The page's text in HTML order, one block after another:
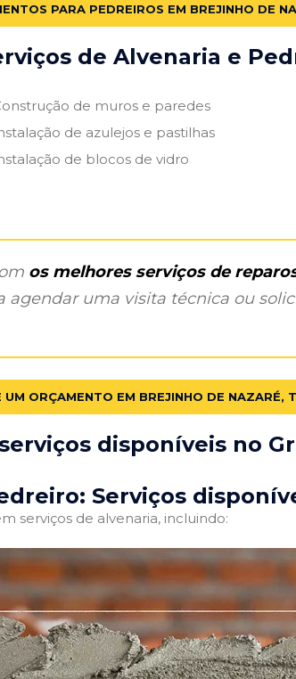
PARA PEDREIROS EM BREJINHO DE
de Alvenaria e
de muros e paredes
de azulejos e pastilhas
de blocos de vidro
os melhores serviços de
agendar uma visita técnica ou
UM ORÇAMENTO EM BREJINHO DE NAZARÉ,
disponíveis no
Serviços
serviços de alvenaria, incluindo: